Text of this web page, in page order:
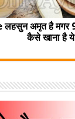
अमृत है मगर
कैसे खाना है ये